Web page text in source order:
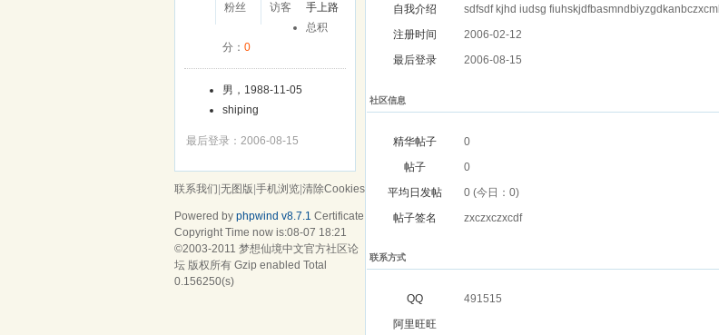
粉丝
访客
手上路
总积
分： 0
男，1988-11-05
shiping
最后登录：2006-08-15
自我介绍
sdfsdf kjhd iudsg
注册时间
2006-02-12
最后登录
2006-08-15
社区信息
精华帖子
0
帖子
0
平均日发帖
0 (今日：0)
帖子签名
zxczxczxcdf
联系方式
QQ
491515
阿里旺旺
联系我们 无图版 手机浏览 清除Cookies
Powered by phpwind v8.7.1 Certificate
Copyright Time now is:08-07 18:21
©2003-2011 梦想仙境中文官方社区论
坛 版权所有 Gzip enabled Total
0.156250(s)